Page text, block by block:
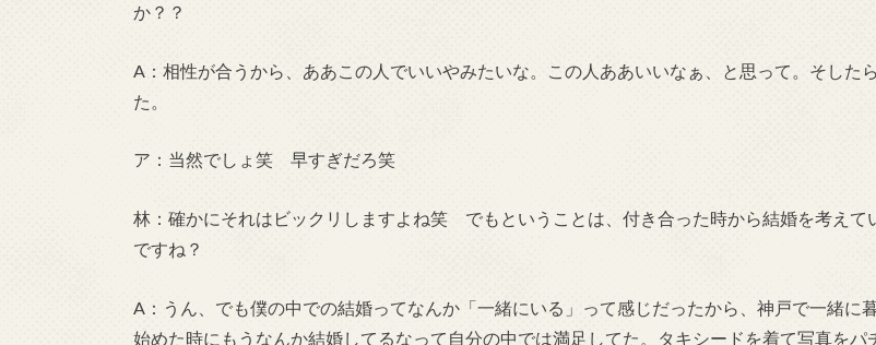
か？？
A：相性が合うから、ああこの人でいいやみたいな。この人ああいいなぁ、と思って。そした
た。
ア：当然でしょ笑 早すぎだろ笑
林：確かにそれはビックリしますよね笑 でもということは、付き合った時から結婚を考えて
ですね？
A：うん、でも僕の中での結婚ってなんか「一緒にいる」って感じだったから、神戸で一緒に暮
始めた時にもうなんか結婚してるなって自分の中では満足してた。タキシードを着て写真をパ